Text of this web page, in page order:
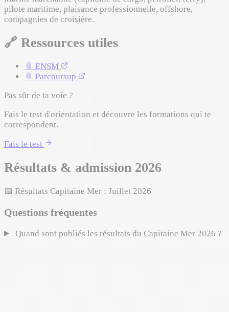
pilote maritime, plaisance professionnelle, offshore,
compagnies de croisière.
🔗 Ressources utiles
📎 ENSM
📎 Parcoursup
Pas sûr de ta voie ?
Fais le test d'orientation et découvre les formations qui te
correspondent.
Fais le test
Résultats & admission 2026
📅 Résultats Capitaine Mer : Juillet 2026
Questions fréquentes
Quand sont publiés les résultats du Capitaine Mer 2026 ?